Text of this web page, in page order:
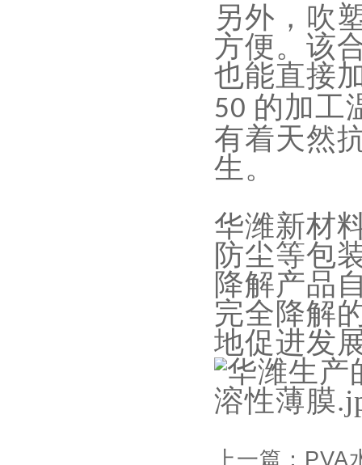
另外，吹
方便。该
也能直接
50 的加工
有着天然
生。
华潍新材
防尘等包
降解产品
完全降解
地促进发
上一篇： PVA